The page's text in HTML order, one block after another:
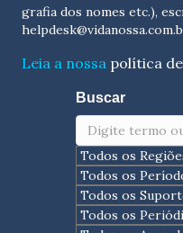
Leia a nossa política
Buscar